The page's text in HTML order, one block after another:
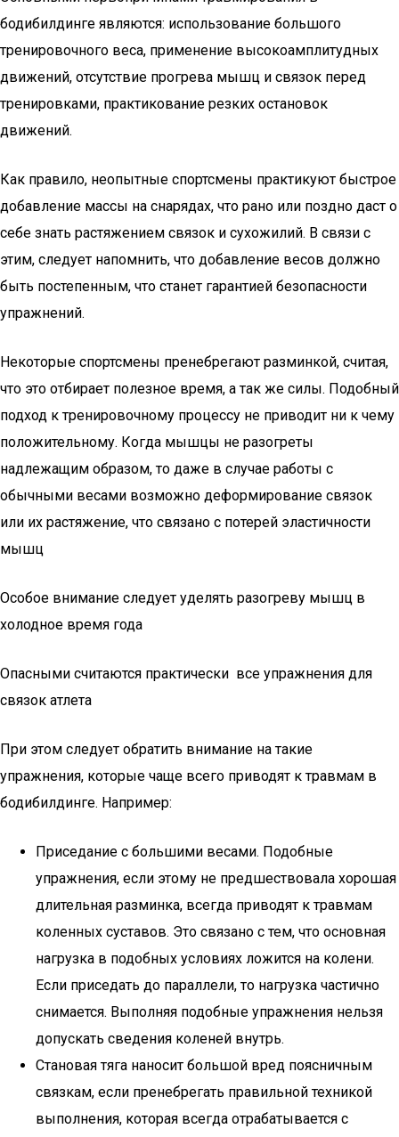
бодибилдинге являются: использование большого
тренировочного веса, применение высокоамплитудных
движений, отсутствие прогрева мышц и связок перед
тренировками, практикование резких остановок
движений.
Как правило, неопытные спортсмены практикуют быстрое
добавление массы на снарядах, что рано или поздно даст о
себе знать растяжением связок и сухожилий. В связи с
этим, следует напомнить, что добавление весов должно
быть постепенным, что станет гарантией безопасности
упражнений.
Некоторые спортсмены пренебрегают разминкой, считая,
что это отбирает полезное время, а так же силы. Подобный
подход к тренировочному процессу не приводит ни к чему
положительному. Когда мышцы не разогреты
надлежащим образом, то даже в случае работы с
обычными весами возможно деформирование связок
или их растяжение, что связано с потерей эластичности
мышц
Особое внимание следует уделять разогреву мышц в
холодное время года
Опасными считаются практически все упражнения для
связок атлета
При этом следует обратить внимание на такие
упражнения, которые чаще всего приводят к травмам в
бодибилдинге. Например:
Приседание с большими весами. Подобные
упражнения, если этому не предшествовала хорошая
длительная разминка, всегда приводят к травмам
коленных суставов. Это связано с тем, что основная
нагрузка в подобных условиях ложится на колени.
Если приседать до параллели, то нагрузка частично
снимается. Выполняя подобные упражнения нельзя
допускать сведения коленей внутрь.
Становая тяга наносит большой вред поясничным
связкам, если пренебрегать правильной техникой
выполнения, которая всегда отрабатывается с